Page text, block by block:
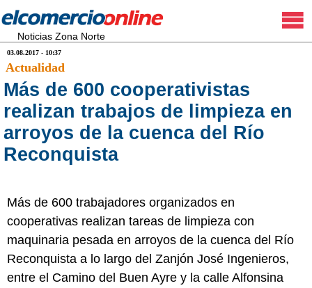
Noticias Zona Norte
03.08.2017 - 10:37
Actualidad
Más de 600 cooperativistas
realizan trabajos de limpieza en
arroyos de la cuenca del Río
Reconquista
Más de 600 trabajadores organizados en
cooperativas realizan tareas de limpieza con
maquinaria pesada en arroyos de la cuenca del Río
Reconquista a lo largo del Zanjón José Ingenieros,
entre el Camino del Buen Ayre y la calle Alfonsina